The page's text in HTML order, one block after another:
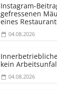
Instagram-
gefressenen
eines
04.08.2026
kein
04.08.2026